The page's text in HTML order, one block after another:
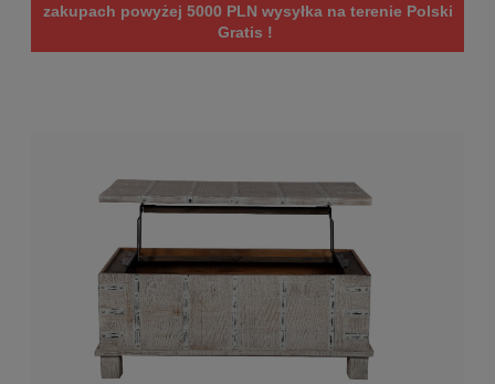
zakupach powyżej 5000 PLN wysyłka na terenie Polski
Gratis !